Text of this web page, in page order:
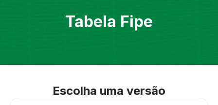
Tabela Fipe
Escolha uma versão